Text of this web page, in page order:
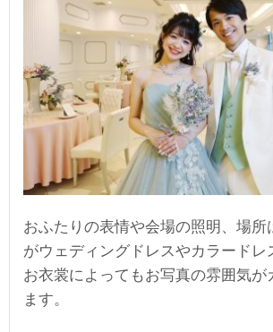
おふたりの表情や会場の照明、場所
がウェディングドレスやカラードレ
お衣裳によってもお写真の雰囲気が
ます。